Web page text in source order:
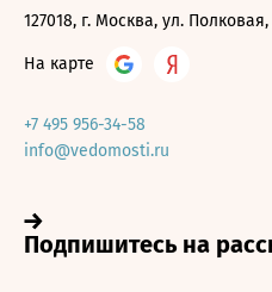
127018, г. Москва, ул. Полковая,
На карте
+7 495 956-34-58
info@vedomosti.ru